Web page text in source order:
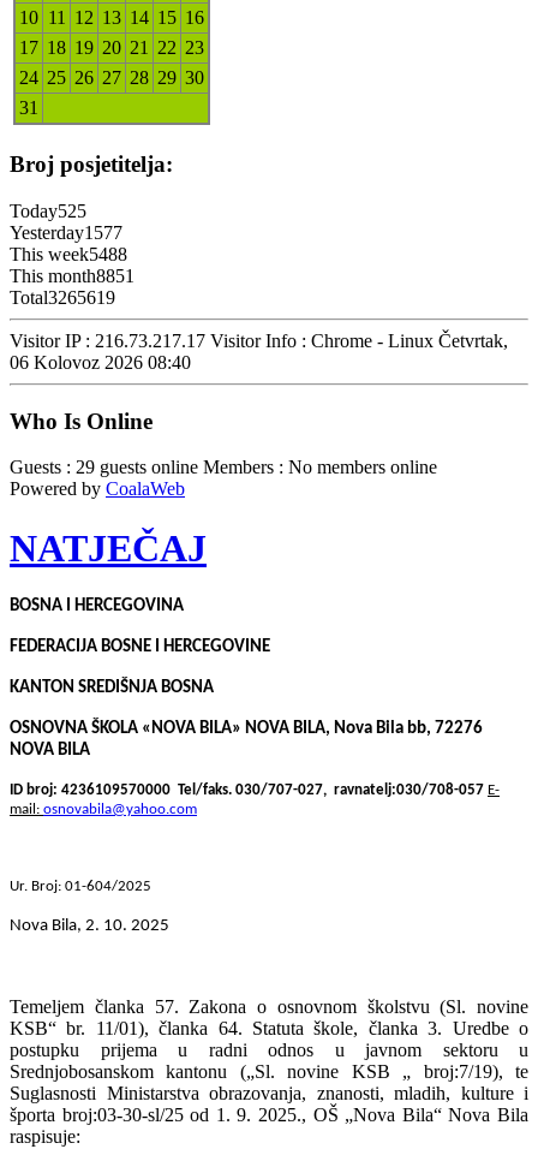
10 11 12 13 14 15 16
17 18 19 20 21 22 23
24 25 26 27 28 29 30
31
Broj posjetitelja:
Today525
Yesterday1577
This week5488
This month8851
Total3265619
Visitor IP : 216.73.217.17 Visitor Info : Chrome - Linux Četvrtak,
06 Kolovoz 2026 08:40
Who Is Online
Guests : 29 guests online Members : No members online
Powered by CoalaWeb
NATJEČAJ
BOSNA I HERCEGOVINA
FEDERACIJA BOSNE I HERCEGOVINE
KANTON SREDIŠNJA BOSNA
OSNOVNA ŠKOLA «NOVA BILA» NOVA BILA, Nova Bila bb, 72276
NOVA BILA
ID broj: 4236109570000 Tel/faks. 030/707-027, ravnatelj:030/708-057 E-
mail: osnovabila@yahoo.com
Ur. Broj: 01-604/2025
Nova Bila, 2. 10. 2025
Temeljem članka 57. Zakona o osnovnom školstvu (Sl. novine
KSB“ br. 11/01), članka 64. Statuta škole, članka 3. Uredbe o
postupku prijema u radni odnos u javnom sektoru u
Srednjobosanskom kantonu („Sl. novine KSB „ broj:7/19), te
Suglasnosti Ministarstva obrazovanja, znanosti, mladih, kulture i
športa broj:03-30-sl/25 od 1. 9. 2025., OŠ „Nova Bila“ Nova Bila
raspisuje: